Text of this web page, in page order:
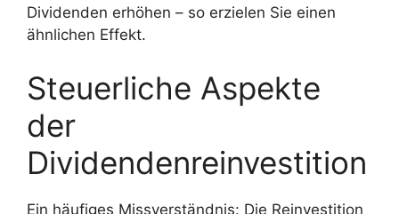
Dividenden erhöhen – so erzielen Sie einen
ähnlichen Effekt.
Steuerliche Aspekte
der
Dividendenreinvestition
Ein häufiges Missverständnis: Die Reinvestition